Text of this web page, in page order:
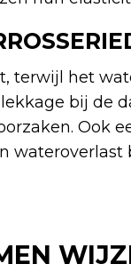
terwijl het
bij de
Ook
wateroverlast